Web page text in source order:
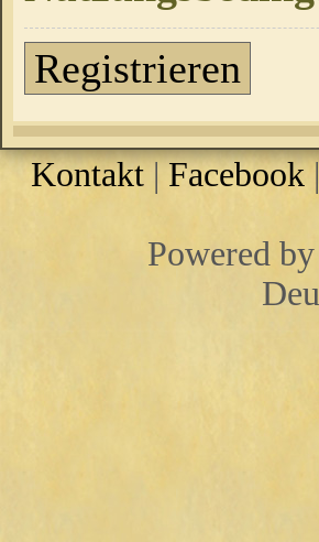
Registrieren
Kontakt | Facebook
Powered by